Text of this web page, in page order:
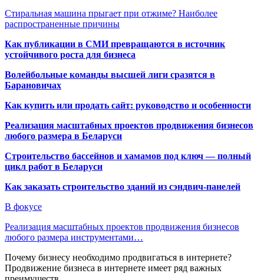
Стиральная машина прыгает при отжиме? Наиболее
распространенные причины
Как публикации в СМИ превращаются в источник
устойчивого роста для бизнеса
Волейбольные команды высшей лиги сразятся в
Барановичах
Как купить или продать сайт: руководство и особенности
Реализация масштабных проектов продвижения бизнесов
любого размера в Беларуси
Строительство бассейнов и хамамов под ключ — полный
цикл работ в Беларуси
Как заказать строительство зданий из сэндвич-панелей
В фокусе
Реализация масштабных проектов продвижения бизнесов
любого размера инструментами…
Почему бизнесу необходимо продвигаться в интернете?
Продвижение бизнеса в интернете имеет ряд важных